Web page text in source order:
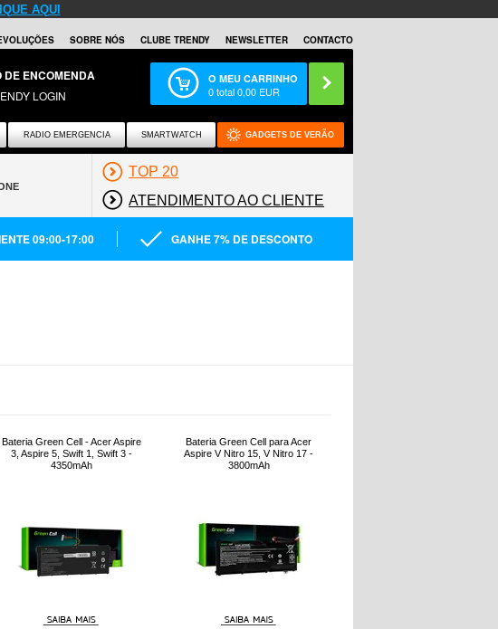
AQUI
SOBRE NÓS CLUBE TRENDY NEWSLETTER CONTACTO
DE ENCOMENDA
LOGIN
O MEU CARRINHO
0total0,00 EUR
RADIO EMERGENCIA SMARTWATCH GADGETS DE VERÃO
TOP 20
ATENDIMENTO AO CLIENTE
09:00-17:00 GANHE 7% DE DESCONTO
Bateria Green Cell - Acer Aspire
3, Aspire 5, Swift 1, Swift 3 -
4350mAh
Bateria Green Cell para Acer
Aspire V Nitro 15, V Nitro 17 -
3800mAh